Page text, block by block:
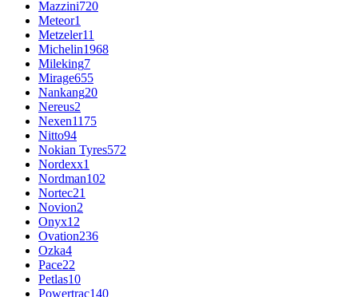
Mazzini720
Meteor1
Metzeler11
Michelin1968
Mileking7
Mirage655
Nankang20
Nereus2
Nexen1175
Nitto94
Nokian Tyres572
Nordexx1
Nordman102
Nortec21
Novion2
Onyx12
Ovation236
Ozka4
Pace22
Petlas10
Powertrac140